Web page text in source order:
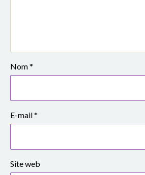
n
e
e
l
Nom*
E-mail*
Site web